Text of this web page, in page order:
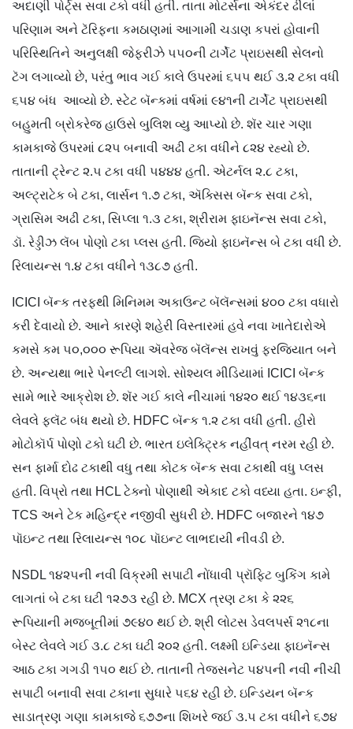
અદાણી પોર્ટ્સ સવા ટકો વધી હતી. તાતા મોટર્સના એકંદર ઢીલાં
પરિણામ અને ટૅરિફના કમઠાણમાં આગામી ચડાણ કપરાં હોવાની
પરિસ્થિતિને અનુલક્ષી જેફરીઝે ૫૫૦ની ટાર્ગેટ પ્રાઇસથી સેલનો
ટૅગ લગાવ્યો છે, પરંતુ ભાવ ગઈ કાલે ઉપરમાં ૬૫૫ થઈ ૩.૨ ટકા વધી
૬૫૪ બંધ આવ્યો છે. સ્ટેટ બૅન્કમાં વર્ષમાં ૯૪૧ની ટાર્ગેટ પ્રાઇસથી
બહુમતી બ્રોકરેજ હાઉસે બુલિશ વ્યુ આપ્યો છે. શૅર ચાર ગણા
કામકાજે ઉપરમાં ૮૨૫ બનાવી અઢી ટકા વધીને ૮૨૪ રહ્યો છે.
તાતાની ટ્રેન્ટ ૨.૫ ટકા વધી ૫૪૪૪ હતી. એટર્નલ ૨.૮ ટકા,
અલ્ટ્રાટેક બે ટકા, લાર્સન ૧.૭ ટકા, ઍક્સિસ બૅન્ક સવા ટકો,
ગ્રાસિમ અઢી ટકા, સિપ્લા ૧.૩ ટકા, શ્રીરામ ફાઇનૅન્સ સવા ટકો,
ડૉ. રેડ્ડીઝ લૅબ પોણો ટકા પ્લસ હતી. જિયો ફાઇનૅન્સ બે ટકા વધી છે.
રિલાયન્સ ૧.૪ ટકા વધીને ૧૩૮૭ હતી.
ICICI બૅન્ક તરફથી મિનિમમ અકાઉન્ટ બૅલૅન્સમાં ૪૦૦ ટકા વધારો
કરી દેવાયો છે. આને કારણે શહેરી વિસ્તારમાં હવે નવા ખાતેદારોએ
કમસે કમ ૫૦,૦૦૦ રૂપિયા ઍવરેજ બૅલૅન્સ રાખવું ફરજિયાત બને
છે. અન્યથા ભારે પેનલ્ટી લાગશે. સોશ્યલ મીડિયામાં ICICI બૅન્ક
સામે ભારે આક્રોશ છે. શૅર ગઈ કાલે નીચામાં ૧૪૨૦ થઈ ૧૪૩૬ના
લેવલે ફ્લૅટ બંધ થયો છે. HDFC બૅન્ક ૧.૨ ટકા વધી હતી. હીરો
મોટોકૉર્પ પોણો ટકો ઘટી છે. ભારત ઇલેક્ટ્રિક નહીંવત્ નરમ રહી છે.
સન ફાર્મા દોઢ ટકાથી વધુ તથા કોટક બૅન્ક સવા ટકાથી વધુ પ્લસ
હતી. વિપ્રો તથા HCL ટેક્નો પોણાથી એકાદ ટકો વધ્યા હતા. ઇન્ફી,
TCS અને ટેક મહિન્દ્ર નજીવી સુધરી છે. HDFC બજારને ૧૪૭
પૉઇન્ટ તથા રિલાયન્સ ૧૦૮ પૉઇન્ટ લાભદાયી નીવડી છે.
NSDL ૧૪૨૫ની નવી વિક્રમી સપાટી નોંધાવી પ્રૉફિટ બુકિંગ કામે
લાગતાં બે ટકા ઘટી ૧૨૭૩ રહી છે. MCX ત્રણ ટકા કે ૨૨૬
રૂપિયાની મજબૂતીમાં ૭૯૪૦ થઈ છે. શ્રી લોટસ ડેવલપર્સ ૨૧૮ના
બેસ્ટ લેવલે ગઈ ૩.૮ ટકા ઘટી ૨૦૨ હતી. લક્ષ્મી ઇન્ડિયા ફાઇનૅન્સ
આઠ ટકા ગગડી ૧૫૦ થઈ છે. તાતાની તેજસનેટ ૫૪૫ની નવી નીચી
સપાટી બનાવી સવા ટકાના સુધારે ૫૬૪ રહી છે. ઇન્ડિયન બૅન્ક
સાડાત્રણ ગણા કામકાજે ૬૭૭ના શિખરે જઈ ૩.૫ ટકા વધીને ૬૭૪